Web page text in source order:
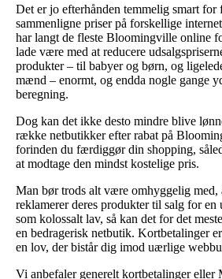
Det er jo efterhånden temmelig smart for
sammenligne priser på forskellige
har langt de fleste Bloomingville online
lade være med at reducere
produkter – til babyer og børn, og
mænd – enormt, og endda nogle gange
beregning.
Dog kan det ikke desto mindre blive
række netbutikker efter rabat på
forinden du færdiggør din shopping,
at modtage den mindst kostelige pris.
Man bør trods alt være omhyggelig
reklamerer deres produkter til salg for en
som kolossalt lav, så kan det for det
en bedragerisk netbutik. Kortbetalinger
en lov, der bistår dig imod uærlige
Vi anbefaler generelt kortbetalinger eller